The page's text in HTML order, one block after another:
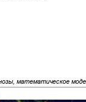
математическое